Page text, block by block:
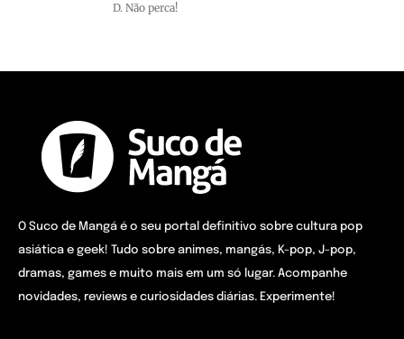
D. Não perca!
O Suco de Mangá é o seu portal definitivo sobre cultura pop
asiática e geek! Tudo sobre animes, mangás, K-pop, J-pop,
dramas, games e muito mais em um só lugar. Acompanhe
novidades, reviews e curiosidades diárias. Experimente!